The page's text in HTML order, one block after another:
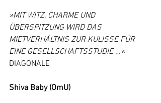
»MIT WITZ, CHARME UND
ÜBERSPITZUNG WIRD DAS
MIETVERHÄLTNIS ZUR KULISSE FÜR
EINE GESELLSCHAFTSSTUDIE …«
DIAGONALE
Shiva Baby (OmU)